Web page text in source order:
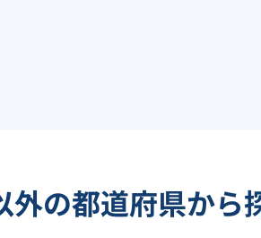
外の都道府県から